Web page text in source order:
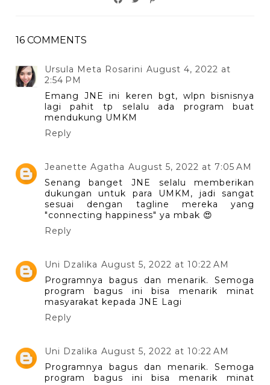
16 COMMENTS
Ursula Meta Rosarini August 4, 2022 at
2:54 PM
Emang JNE ini keren bgt, wlpn bisnisnya
lagi pahit tp selalu ada program buat
mendukung UMKM
Reply
Jeanette Agatha August 5, 2022 at 7:05 AM
Senang banget JNE selalu memberikan
dukungan untuk para UMKM, jadi sangat
sesuai dengan tagline mereka yang
"connecting happiness" ya mbak 😍
Reply
Uni Dzalika August 5, 2022 at 10:22 AM
Programnya bagus dan menarik. Semoga
program bagus ini bisa menarik minat
masyarakat kepada JNE Lagi
Reply
Uni Dzalika August 5, 2022 at 10:22 AM
Programnya bagus dan menarik. Semoga
program bagus ini bisa menarik minat